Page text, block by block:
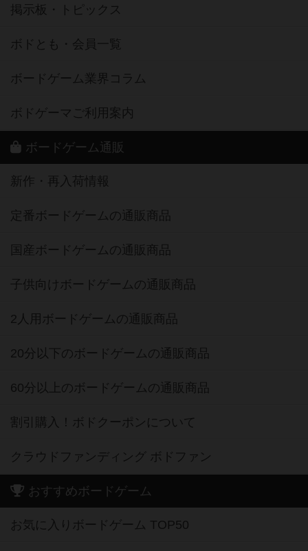
掲示板・トピックス
ボドとも・会員一覧
ボードゲーム業界コラム
ボドゲーマご利用案内
ボードゲーム通販
新作・再入荷情報
定番ボードゲームの通販商品
国産ボードゲームの通販商品
子供向けボードゲームの通販商品
2人用ボードゲームの通販商品
20分以下のボードゲームの通販商品
60分以上のボードゲームの通販商品
割引購入！ボドクーポンについて
クラウドファンディング ボドファン
おすすめボードゲーム
お気に入りボードゲーム TOP50